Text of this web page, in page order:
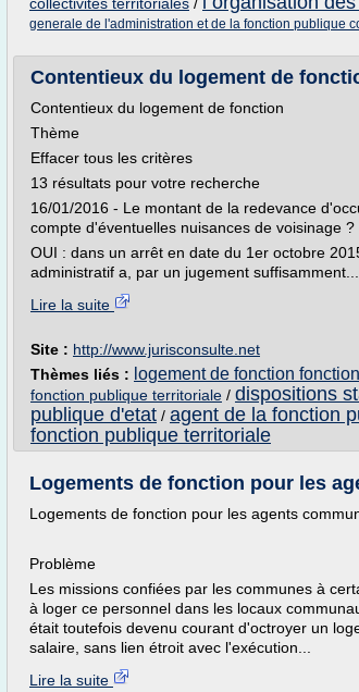
generale de l'administration et de la fonction publique
Contentieux du logement de
Contentieux du logement de fonction
Thème
Effacer tous les critères
13 résultats pour votre recherche
16/01/2016 - Le montant de la redevance
compte d'éventuelles nuisances de voisinage ?
OUI : dans un arrêt en date du 1er octobre
administratif a, par un jugement suffisamment...
Lire la suite
Site : http://www.jurisconsulte.net
Thèmes liés : logement de fonction
fonction publique territoriale / dispositions
publique d'etat / agent de la fonction
fonction publique territoriale
Logements de fonction pour les
Logements de fonction pour les agents
Problème
Les missions confiées par les communes à
à loger ce personnel dans les locaux
était toutefois devenu courant d'octroyer un
salaire, sans lien étroit avec l'exécution...
Lire la suite